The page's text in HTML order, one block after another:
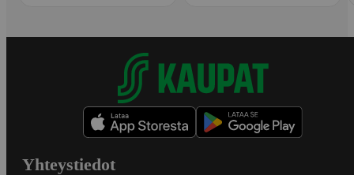
Yhteystiedot